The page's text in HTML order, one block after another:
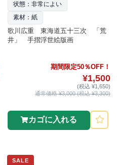
状態：非常によい
素材：紙
歌川広重 東海道五十三次 「荒
井」 手摺浮世絵版画
期間限定50％OFF！
¥1,500
(税込 ¥1,650)
通常価格 ¥3,000 (税込 ¥3,300)
カゴに入れる
SALE